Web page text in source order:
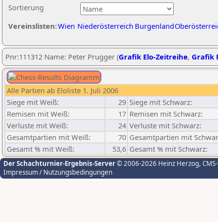
Sortierung
Vereinslisten:Wien Niederösterreich Burgenland
Pnr:111312 Name: Peter Prugger (Grafik Elo-Zeitreihe, Grafik
Alle Partien ab Eloliste 1. Juli 2006
Siege mit Weiß:
29 Siege mit Schwarz:
Remisen mit Weiß:
17 Remisen mit Schwarz:
Verluste mit Weiß:
24 Verluste mit Schwarz:
Gesamtpartien mit Weiß:
70 Gesamtpartien mit
Gesamt % mit Weiß:
53,6 Gesamt % mit Schwarz:
Der Schachturnier-Ergebnis-Server© 2006-2026 Heinz Herzog,
Impressum / Nutzungsbedingungen